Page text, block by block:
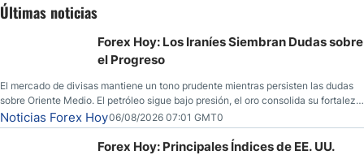
Últimas noticias
Forex Hoy: Los Iraníes Siembran Dudas sobre
el Progreso
El mercado de divisas mantiene un tono prudente mientras persisten las dudas
sobre Oriente Medio. El petróleo sigue bajo presión, el oro consolida su fortaleza
y los operadores esperan nuevas referencias económicas desde Estados
Unidos.
Noticias Forex Hoy06/08/2026 07:01 GMT0
Forex Hoy: Principales Índices de EE. UU.